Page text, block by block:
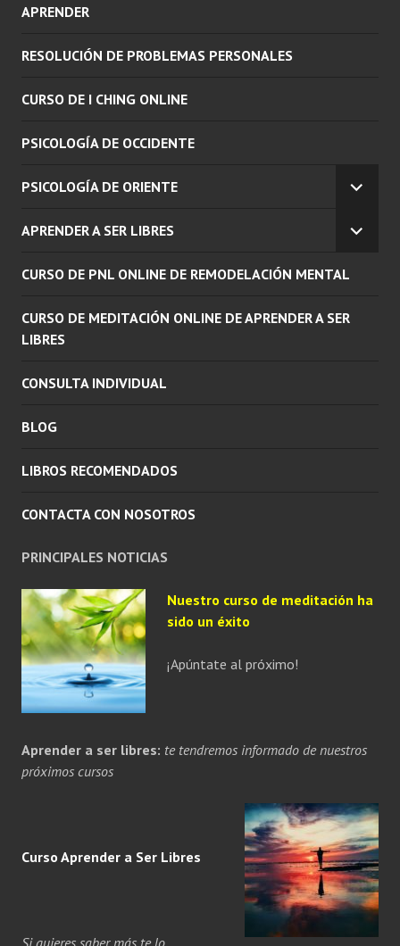
APRENDER
RESOLUCIÓN DE PROBLEMAS PERSONALES
CURSO DE I CHING ONLINE
PSICOLOGÍA DE OCCIDENTE
PSICOLOGÍA DE ORIENTE
MENÚ
APRENDER A SER LIBRES
CURSO DE PNL ONLINE DE REMODELACIÓN MENTAL
CURSO DE MEDITACIÓN ONLINE DE APRENDER A SER
LIBRES
CONSULTA INDIVIDUAL
BLOG
LIBROS RECOMENDADOS
CONTACTA CON NOSOTROS
PRINCIPALES NOTICIAS
Nuestro curso de meditación ha
sido un éxito
¡Apúntate al próximo!
Aprender a ser libres: te tendremos informado de nuestros
próximos cursos
Curso Aprender a Ser Libres
Si quieres saber más te lo